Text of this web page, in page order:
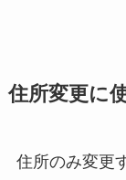
住所変更に
住所のみ変更